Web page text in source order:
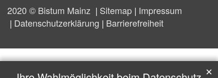
2020 © Bistum Mainz Sitemap Impressum
Datenschutzerklärung
Barrierefreiheit
✕